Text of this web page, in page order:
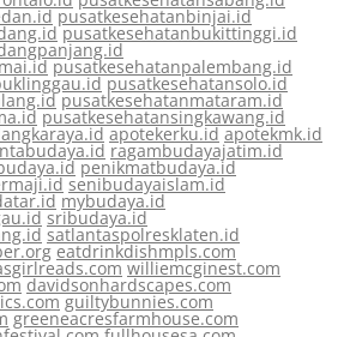
pusatkesehatanbinjai.id
pusatkesehatanbukittinggi.id
pusatkesehatanpalembang.id
pusatkesehatansolo.id
pusatkesehatanmataram.id
pusatkesehatansingkawang.id
apotekerku.id apotekmk.id
ragambudayajatim.id
penikmatbudaya.id
senibudayaislam.id
mybudaya.id
sribudaya.id
satlantaspolresklaten.id
eatdrinkdishmpls.com
williemcginest.com
davidsonhardscapes.com
guiltybunnies.com
greeneacresfarmhouse.com